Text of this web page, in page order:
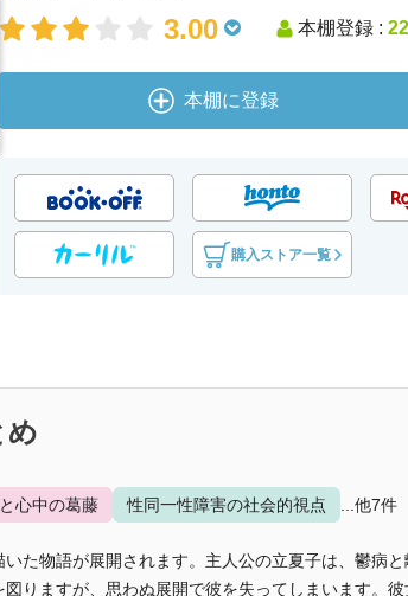
3.00 本棚登録 : 22
本棚に登録
購入ストア一覧
め
心中の葛藤 性同一性障害の社会的視点 ...他7件
いた物語が展開されます。主人公の立夏子は、鬱病
りますが、思わぬ展開で彼を失ってしまいます。